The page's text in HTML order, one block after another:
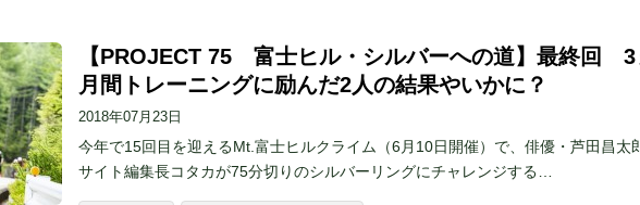
【PROJECT 75 富士ヒル・シルバーへの道】最終回 3
月間トレーニングに励んだ2人の結果やいかに？
2018年07月23日
今年で15回目を迎えるMt.富士ヒルクライム（6月10日開催）で、俳優・芦田昌太
サイト編集長コタカが75分切りのシルバーリングにチャレンジする…